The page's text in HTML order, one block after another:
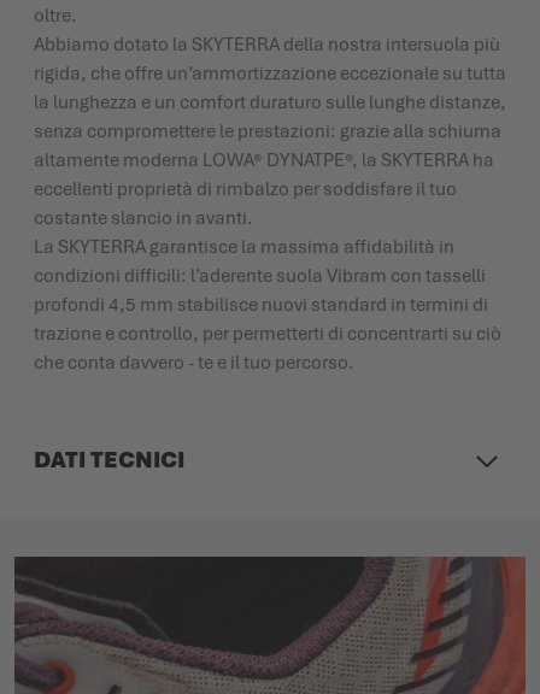
oltre.
Abbiamo dotato la SKYTERRA della nostra intersuola più
rigida, che offre un’ammortizzazione eccezionale su tutta
la lunghezza e un comfort duraturo sulle lunghe distanze,
senza compromettere le prestazioni: grazie alla schiuma
altamente moderna LOWA® DYNATPE®, la SKYTERRA ha
eccellenti proprietà di rimbalzo per soddisfare il tuo
costante slancio in avanti.
La SKYTERRA garantisce la massima affidabilità in
condizioni difficili: l’aderente suola Vibram con tasselli
profondi 4,5 mm stabilisce nuovi standard in termini di
trazione e controllo, per permetterti di concentrarti su ciò
che conta davvero - te e il tuo percorso.
DATI TECNICI